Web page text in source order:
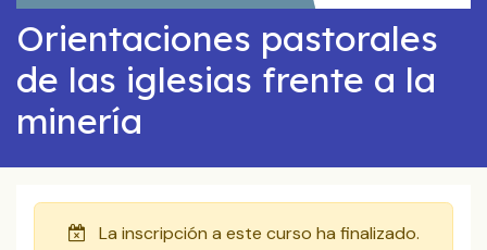
Orientaciones pastorales
de las iglesias frente a la
minería
La inscripción a este curso ha finalizado.